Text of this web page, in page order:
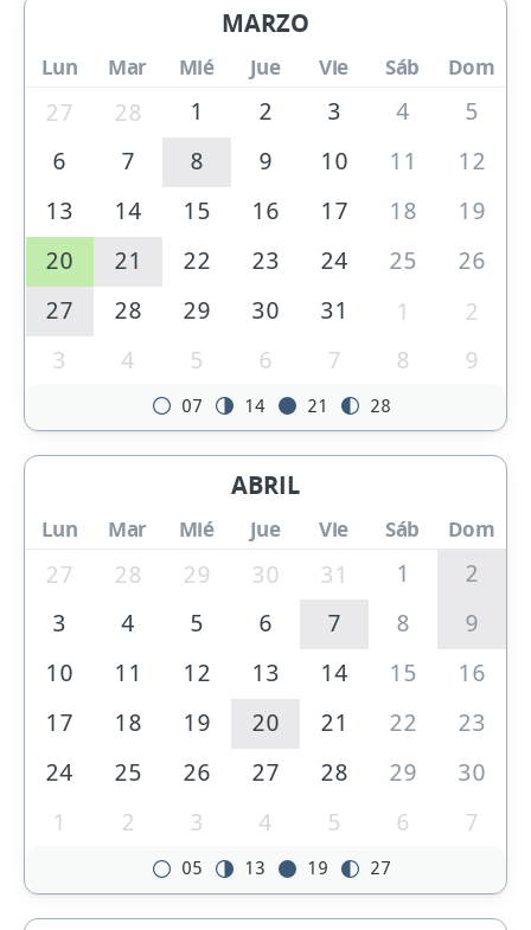
MARZO
Lun Mar Mié Jue Vie Sáb Dom
27 28 1 2 3 4
5
6
7 8 9 10 11
12
13
14 15 16 17 18
19
20
21 22 23 24 25
26
27
28 29 30 31 1
2
3
4 5 6 7 8 9
07 14 21 28
ABRIL
Lun Mar Mié Jue Vie Sáb Dom
27 28 29 30 31 1
2
3
4 5 6 7 8
9
10
11 12 13 14 15
16
17
18 19 20 21 22
23
24
25 26 27 28 29
30
1
2 3 4 5 6 7
05 13 19 27